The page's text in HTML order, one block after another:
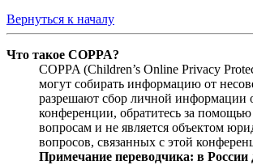
Вернуться к началу
Что такое COPPA?
COPPA (Children’s Online Privacy
могут собирать информацию от
разрешают сбор личной информации
конференции, обратитесь за
вопросам и не является объектом
вопросов, связанных с этой
Примечание переводчика: в